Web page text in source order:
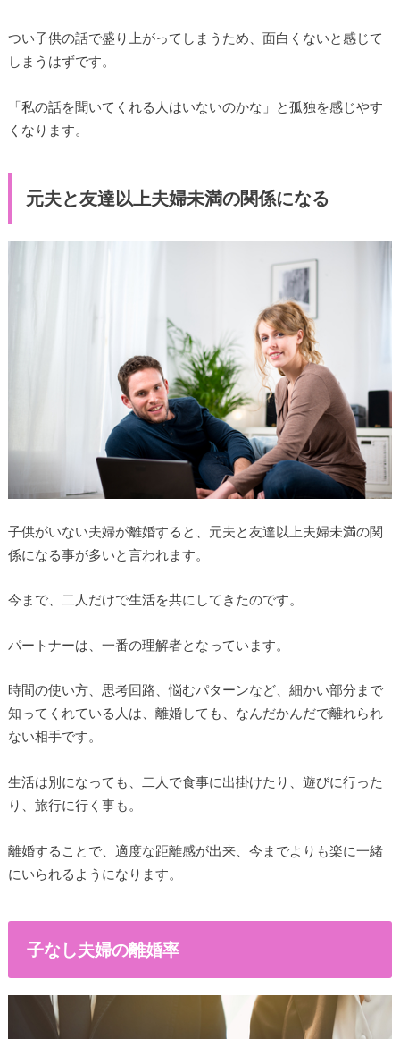
つい子供の話で盛り上がってしまうため、面白くないと感じて
しまうはずです。
「私の話を聞いてくれる人はいないのかな」と孤独を感じやす
くなります。
元夫と友達以上夫婦未満の関係になる
子供がいない夫婦が離婚すると、元夫と友達以上夫婦未満の関
係になる事が多いと言われます。
今まで、二人だけで生活を共にしてきたのです。
パートナーは、一番の理解者となっています。
時間の使い方、思考回路、悩むパターンなど、細かい部分まで
知ってくれている人は、離婚しても、なんだかんだで離れられ
ない相手です。
生活は別になっても、二人で食事に出掛けたり、遊びに行った
り、旅行に行く事も。
離婚することで、適度な距離感が出来、今までよりも楽に一緒
にいられるようになります。
子なし夫婦の離婚率